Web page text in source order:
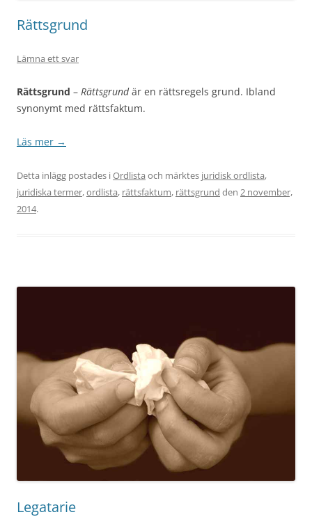
Rättsgrund
Lämna ett svar
Rättsgrund – Rättsgrundär en rättsregels grund. Ibland
synonymt med rättsfaktum.
Läs mer →
Detta inlägg postades iOrdlista och märktes juridisk ordlista,
juridiska termer,ordlista, rättsfaktum, rättsgrund den 2 november,
2014.
Legatarie